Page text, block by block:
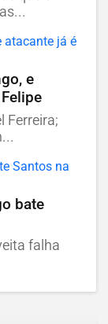
e
Ferreira;
bate
falha